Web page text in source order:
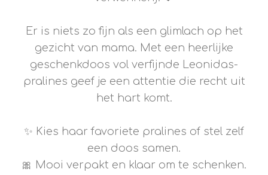
Er is niets zo fijn als een glimlach op het
gezicht van mama. Met een heerlijke
geschenkdoos vol verfijnde Leonidas-
pralines geef je een attentie die recht uit
het hart komt.
✨ Kies haar favoriete pralines of stel zelf
een doos samen.
🎀 Mooi verpakt en klaar om te schenken.